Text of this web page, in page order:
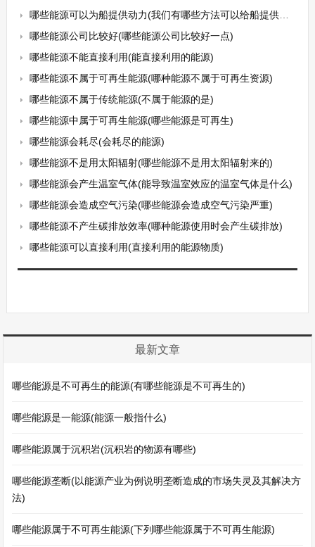
哪些能源可以为船提供动力(我们有哪些方法可以给船提供动力)
哪些能源公司比较好(哪些能源公司比较好一点)
哪些能源不能直接利用(能直接利用的能源)
哪些能源不属于可再生能源(哪种能源不属于可再生资源)
哪些能源不属于传统能源(不属于能源的是)
哪些能源中属于可再生能源(哪些能源是可再生)
哪些能源会耗尽(会耗尽的能源)
哪些能源不是用太阳辐射(哪些能源不是用太阳辐射来的)
哪些能源会产生温室气体(能导致温室效应的温室气体是什么)
哪些能源会造成空气污染(哪些能源会造成空气污染严重)
哪些能源不产生碳排放效率(哪种能源使用时会产生碳排放)
哪些能源可以直接利用(直接利用的能源物质)
最新文章
哪些能源是不可再生的能源(有哪些能源是不可再生的)
哪些能源是一能源(能源一般指什么)
哪些能源属于沉积岩(沉积岩的物源有哪些)
哪些能源垄断(以能源产业为例说明垄断造成的市场失灵及其解决方
法)
哪些能源属于不可再生能源(下列哪些能源属于不可再生能源)